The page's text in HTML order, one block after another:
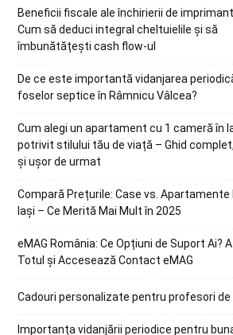
Beneficii fiscale ale închirierii de
Cum să deduci integral cheltuielile și să
îmbunătățești cash flow-ul
De ce este importantă vidanjarea
foselor septice în Râmnicu Vâlcea?
Cum alegi un apartament cu 1 cameră în
potrivit stilului tău de viață – Ghid
și ușor de urmat
Compară Prețurile: Case vs. Apartamente
Iași – Ce Merită Mai Mult în 2025
eMAG România: Ce Opțiuni de Suport Ai?
Totul și Accesează Contact eMAG
Cadouri personalizate pentru profesori
Importanța vidanjării periodice pentru